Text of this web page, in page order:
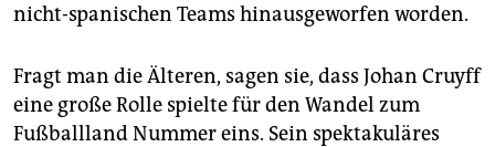
nicht-spanischen Teams hinausgeworfen worden.
Fragt man die Älteren, sagen sie, dass Johan Cruyff
eine große Rolle spielte für den Wandel zum
Fußballland Nummer eins. Sein spektakuläres